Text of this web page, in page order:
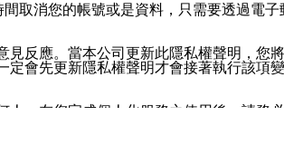
取消您的帳號或是資料，只需要透過電子
反應。當本公司更新此隱私權聲明，您
會先更新隱私權聲明才會接著執行該
。在您完成個人化服務之使用後，請
或宣傳本網站各項服務之資料或電子郵